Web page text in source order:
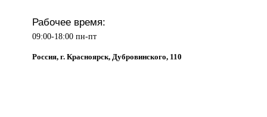
Рабочее время:
09:00-18:00 пн-пт
Россия, г. Красноярск, Дубровинского, 110